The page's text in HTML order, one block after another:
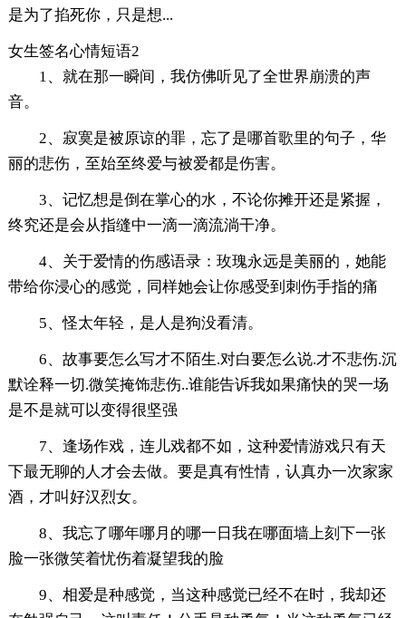
是为了掐死你，只是想...
女生签名心情短语2
1、就在那一瞬间，我仿佛听见了全世界崩溃的声
音。
2、寂寞是被原谅的罪，忘了是哪首歌里的句子，华
丽的悲伤，至始至终爱与被爱都是伤害。
3、记忆想是倒在掌心的水，不论你摊开还是紧握，
终究还是会从指缝中一滴一滴流淌干净。
4、关于爱情的伤感语录：玫瑰永远是美丽的，她能
带给你浸心的感觉，同样她会让你感受到刺伤手指的痛
5、怪太年轻，是人是狗没看清。
6、故事要怎么写才不陌生.对白要怎么说.才不悲伤.沉
默诠释一切.微笑掩饰悲伤..谁能告诉我如果痛快的哭一场
是不是就可以变得很坚强
7、逢场作戏，连儿戏都不如，这种爱情游戏只有天
下最无聊的人才会去做。要是真有性情，认真办一次家家
酒，才叫好汉烈女。
8、我忘了哪年哪月的哪一日我在哪面墙上刻下一张
脸一张微笑着忧伤着凝望我的脸
9、相爱是种感觉，当这种感觉已经不在时，我却还